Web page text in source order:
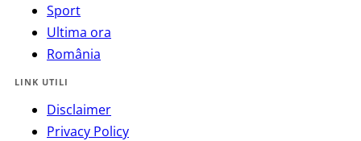
Sport
Ultima ora
România
LINK UTILI
Disclaimer
Privacy Policy